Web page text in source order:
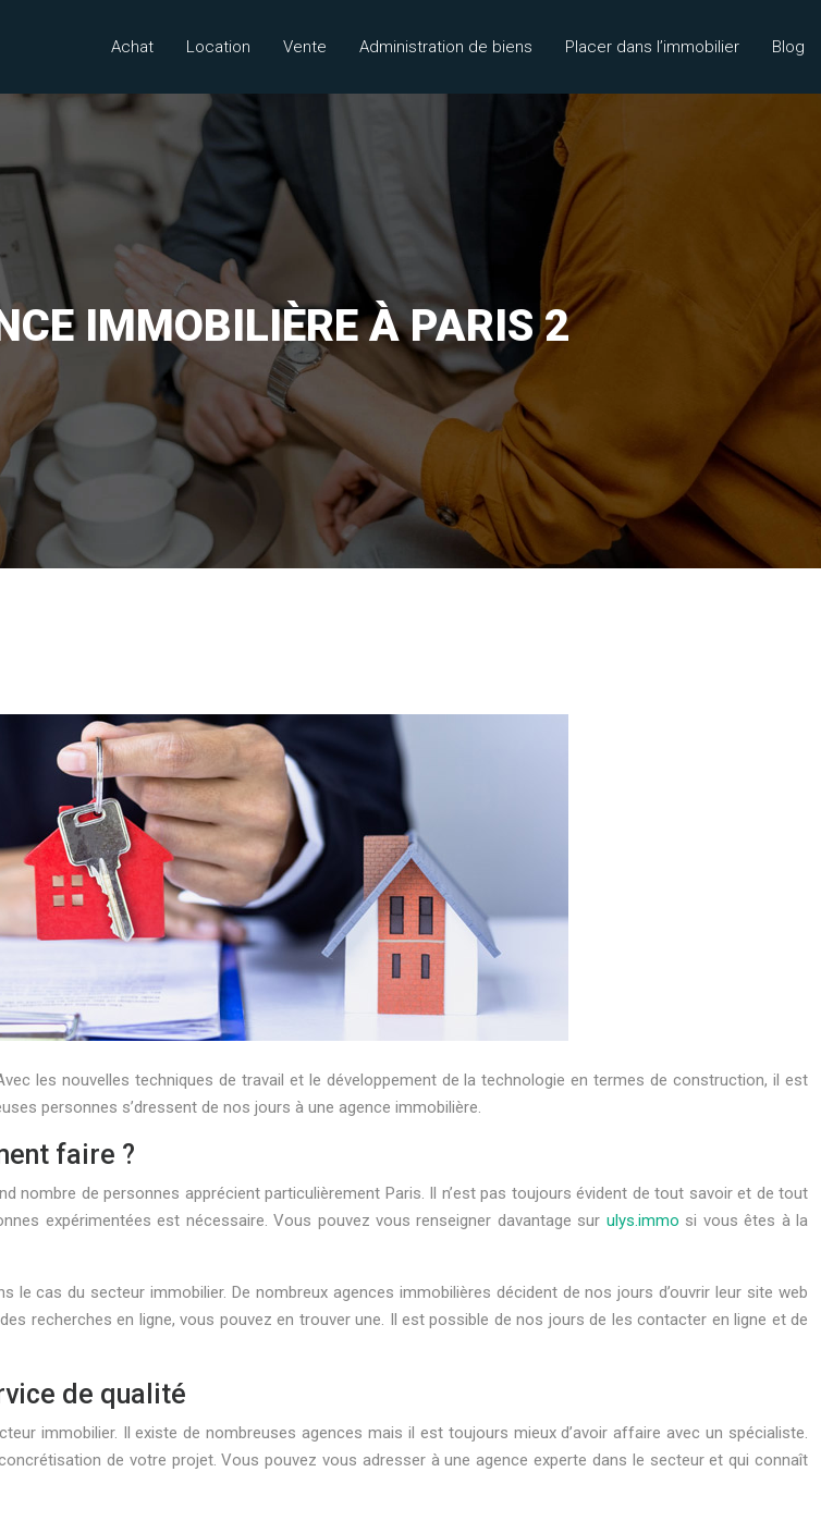
Achat Location Vente Administration de biens Placer dans l’immobilier Blog
IMMOBILIÈRE À PARIS 2
les nouvelles techniques de travail et le développement de la technologie en termes de construction, il est
personnes s’dressent de nos jours à une agence immobilière.
faire ?
de personnes apprécient particulièrement Paris. Il n’est pas toujours évident de tout savoir et de tout
expérimentées est nécessaire. Vous pouvez vous renseigner davantage sur ulys.immo si vous êtes à la
cas du secteur immobilier. De nombreux agences immobilières décident de nos jours d’ouvrir leur site web
recherches en ligne, vous pouvez en trouver une. Il est possible de nos jours de les contacter en ligne et de
de qualité
immobilier. Il existe de nombreuses agences mais il est toujours mieux d’avoir affaire avec un spécialiste.
de votre projet. Vous pouvez vous adresser à une agence experte dans le secteur et qui connaît